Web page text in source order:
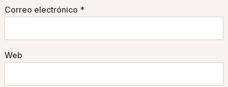
Correo electrónico *
Web